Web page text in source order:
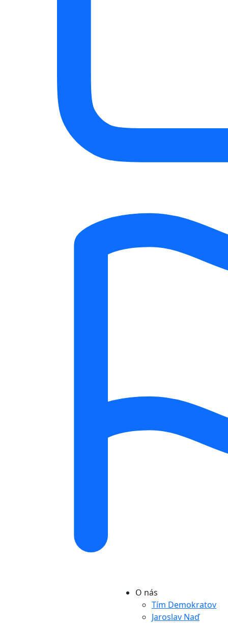
O nás
Tím Demokratov
Jaroslav Naď